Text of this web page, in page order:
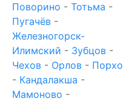
Поворино - Тотьма -
Пугачёв -
Железногорск-
Илимский - Зубцов -
Чехов - Орлов -
- Кандалакша -
Мамоново -